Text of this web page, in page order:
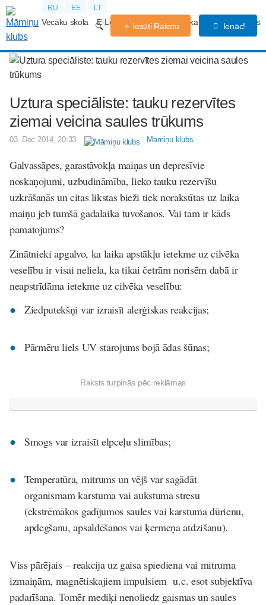
RU EE LT
Vecāku skola E-Lekcijas Grūtniecības kalendārs Forums
Iesūti Rakstu Ienāc!
Uztura speciāliste: tauku rezervītes
ziemai veicina saules trūkums
03. Dec 2014, 20:33 Māmiņu klubs
Galvassāpes, garastāvokļa maiņas un depresīvie
noskaņojumi, uzbudināmība, lieko tauku rezervīšu
uzkrāšanās un citas likstas bieži tiek norakstītas uz laika
maiņu jeb tumšā gadalaika tuvošanos. Vai tam ir kāds
pamatojums?
Zinātnieki apgalvo, ka laika apstākļu ietekme uz cilvēka
veselību ir visai neliela, ka tikai četrām norisēm dabā ir
neapstrīdāma ietekme uz cilvēka veselību:
Ziedputekšņi var izraisīt alerģiskas reakcijas;
Pārmēru liels UV starojums bojā ādas šūnas;
Raksts turpinās pēc reklāmas
Smogs var izraisīt elpceļu slimības;
Temperatūra, mitrums un vējš var sagādāt
organismam karstuma vai aukstuma stresu
(ekstrēmākos gadījumos saules vai karstuma dūrienu,
apdegšanu, apsaldēšanos vai ķermeņa atdzišanu).
Viss pārējais – reakcija uz gaisa spiediena vai mitruma
izmaiņām, magnētiskajiem impulsiem u.c. esot subjektīva
padarīšana. Tomēr mediķi nenoliedz gaismas un saules